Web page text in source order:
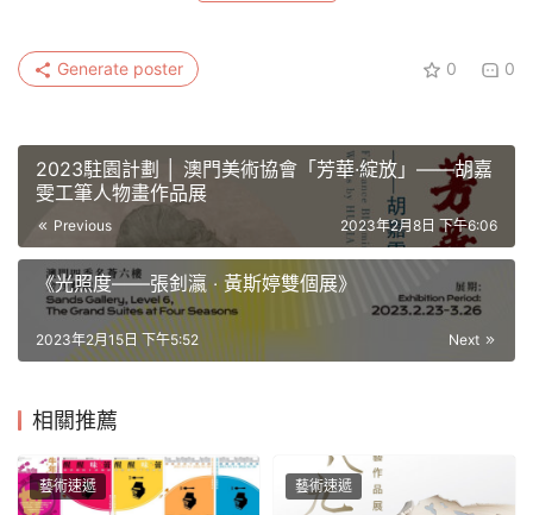
0 0
Generate poster
2023駐園計劃 │ 澳門美術協會「芳華·綻放」——胡嘉
雯工筆人物畫作品展
Previous 2023年2月8日 下午6:06
《光照度——張釗瀛 ‧ 黃斯婷雙個展》
Next
2023年2月15日 下午5:52
相關推薦
藝術速遞 藝術速遞